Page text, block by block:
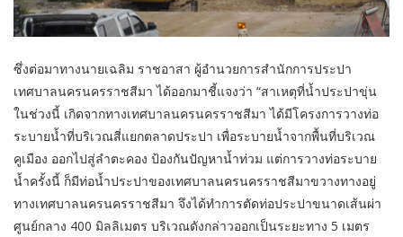
ซึ่งต่อมาทางนายเฉลิม ราชอาสา ผู้อำนวยการสำนักการประปา
เทศบาลนครนครราชสีมา ได้ออกมาชี้แจงว่า “สาเหตุที่น้ำประปาขุ่น
ในช่วงนี้ เกิดจากทางเทศบาลนครนครราชสีมา ได้มีโครงการวางท่อ
ระบายน้ำที่บริเวณสี่แยกตลาดประปา เพื่อระบายน้ำจากพื้นที่บริเวณ
คูเมือง ออกไปสู่ลำตะคอง ป้องกันปัญหาน้ำท่วม แต่การวางท่อระบาย
น้ำครั้งนี้ ก็มีท่อน้ำประปาของเทศบาลนครนครราชสีมาขวางทางอยู่
ทางเทศบาลนครนครราชสีมา จึงได้ทำการตัดท่อประปาขนาดเส้นผ่า
ศูนย์กลาง 400 มิลลิเมตร บริเวณดังกล่าวออกเป็นระยะทาง 5 เมตร